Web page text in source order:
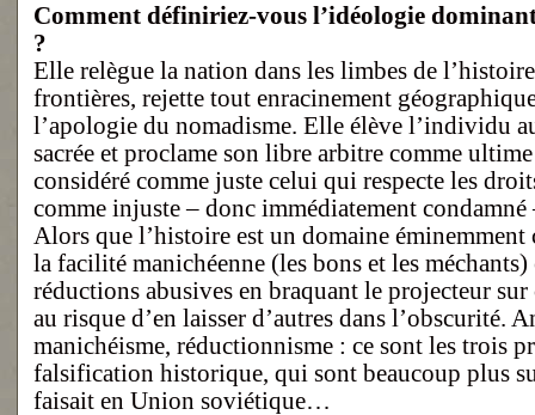
Comment définiriez-vous l’idéologie
?
Elle relègue la nation dans les limbes de
frontières, rejette tout enracinement
l’apologie du nomadisme. Elle élève l’individu
sacrée et proclame son libre arbitre comme
considéré comme juste celui qui respecte les
comme injuste – donc immédiatement
Alors que l’histoire est un domaine éminemment
la facilité manichéenne (les bons et les méchants)
réductions abusives en braquant le projecteur sur
au risque d’en laisser d’autres dans l’obscurité.
manichéisme, réductionnisme : ce sont les trois
falsification historique, qui sont beaucoup plus
faisait en Union soviétique…